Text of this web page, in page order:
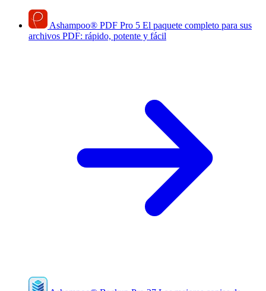
Ashampoo® PDF Pro 5 El paquete completo para sus
archivos PDF: rápido, potente y fácil